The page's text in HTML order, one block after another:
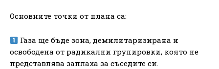
Основните точки от плана са:
Газа ще бъде зона, демилитаризирана и
освободена от радикални групировки, която не
представлява заплаха за съседите си.